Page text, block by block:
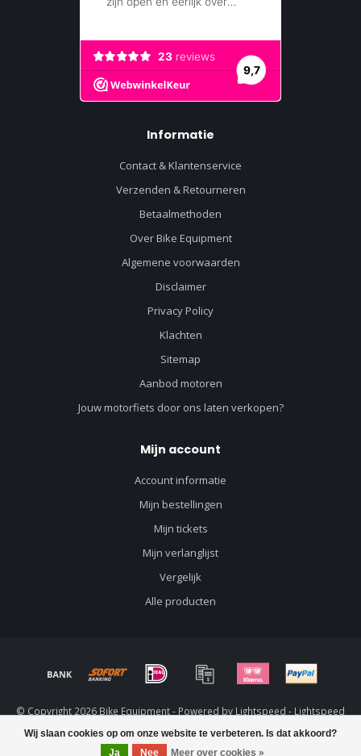
Wij slaan cookies op om onze website te verbeteren. Is dat akkoord?
Ja
Nee Meer over cookies »
Informatie
Contact & Klantenservice
Verzenden & Retourneren
Betaalmethoden
Over Bike Equipment
Algemene voorwaarden
Disclaimer
Privacy Policy
Klachten
Sitemap
Aanbod motoren
Jouw motorfiets door ons laten verkopen?
Mijn account
Account informatie
Mijn bestellingen
Mijn tickets
Mijn verlanglijst
Vergelijk
Alle producten
© Copyright 2026 Bike Equipment - Powered by Lightspeed - Lightspeed
designbyDyvelopment